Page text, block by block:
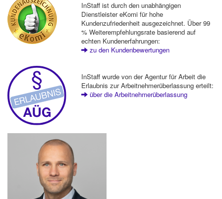
InStaff ist durch den unabhängigen
Dienstleister eKomi für hohe
Kundenzufriedenheit ausgezeichnet. Über 99
% Weiterempfehlungsrate basierend auf
echten Kundenerfahrungen:
zu den Kundenbewertungen
InStaff wurde von der Agentur für Arbeit die
Erlaubnis zur Arbeitnehmerüberlassung erteilt:
über die Arbeitnehmerüberlassung